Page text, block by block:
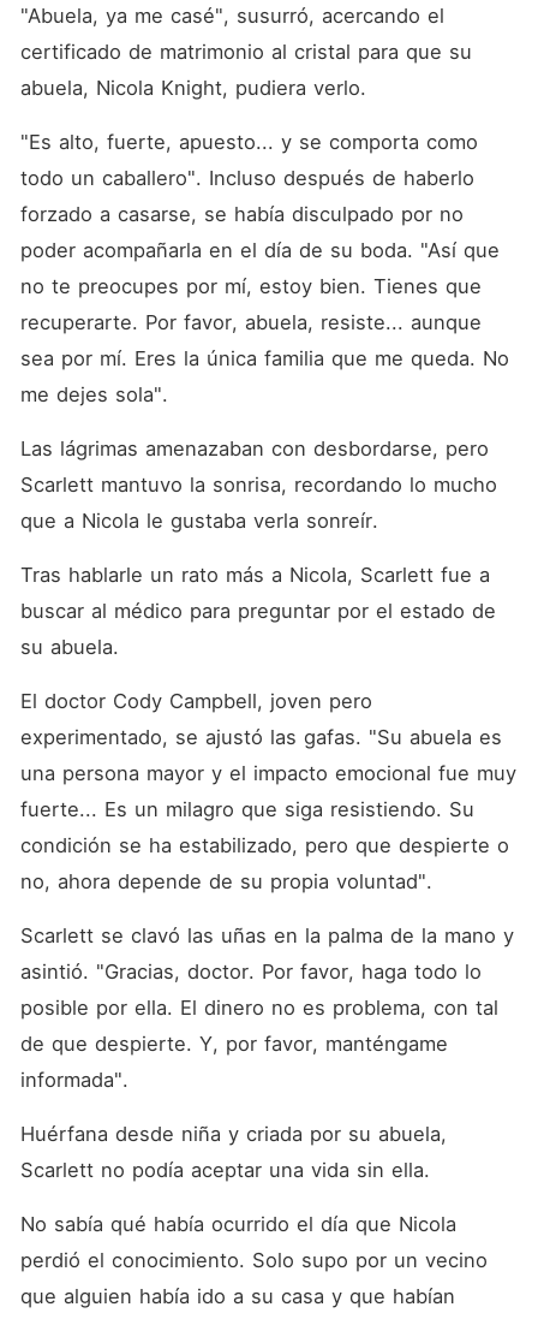
"Abuela, ya me casé", susurró, acercando el
certificado de matrimonio al cristal para que su
abuela, Nicola Knight, pudiera verlo.
"Es alto, fuerte, apuesto... y se comporta como
todo un caballero". Incluso después de haberlo
forzado a casarse, se había disculpado por no
poder acompañarla en el día de su boda. "Así que
no te preocupes por mí, estoy bien. Tienes que
recuperarte. Por favor, abuela, resiste... aunque
sea por mí. Eres la única familia que me queda. No
me dejes sola".
Las lágrimas amenazaban con desbordarse, pero
Scarlett mantuvo la sonrisa, recordando lo mucho
que a Nicola le gustaba verla sonreír.
Tras hablarle un rato más a Nicola, Scarlett fue a
buscar al médico para preguntar por el estado de
su abuela.
El doctor Cody Campbell, joven pero
experimentado, se ajustó las gafas. "Su abuela es
una persona mayor y el impacto emocional fue muy
fuerte... Es un milagro que siga resistiendo. Su
condición se ha estabilizado, pero que despierte o
no, ahora depende de su propia voluntad".
Scarlett se clavó las uñas en la palma de la mano y
asintió. "Gracias, doctor. Por favor, haga todo lo
posible por ella. El dinero no es problema, con tal
de que despierte. Y, por favor, manténgame
informada".
Huérfana desde niña y criada por su abuela,
Scarlett no podía aceptar una vida sin ella.
No sabía qué había ocurrido el día que Nicola
perdió el conocimiento. Solo supo por un vecino
que alguien había ido a su casa y que habían